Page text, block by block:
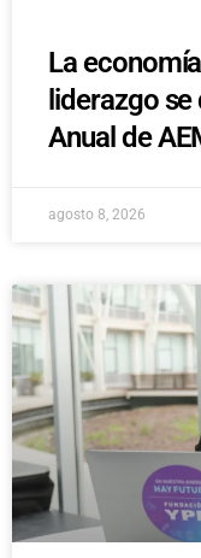
La
liderazgo
Anual de
agosto 8, 2026